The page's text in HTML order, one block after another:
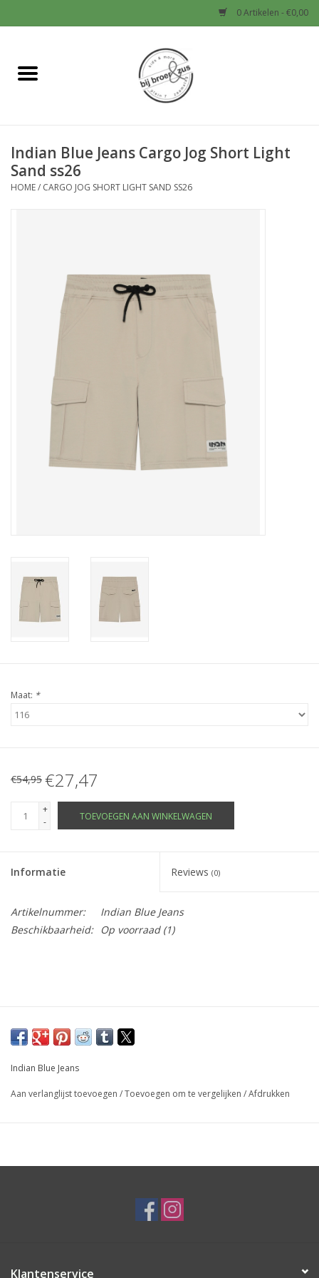
0 Artikelen - €0,00
Home
Baby
Jongens
Schoenen en Tassen
Speelgoed
Cadeaubonnen
Cadeaubon
Indian Blue Jeans Cargo Jog Short Light
Sand ss26
HOME/ CARGO JOG SHORT LIGHT SAND SS26
Maat: *
€54,95 €27,47
+
-
TOEVOEGEN AAN WINKELWAGEN
Informatie Reviews (0)
Artikelnummer:
Indian Blue Jeans
Beschikbaarheid:
Op voorraad(1)
Indian Blue Jeans
Aan verlanglijst toevoegen /Toevoegen om te vergelijken /Afdrukken
Klantenservice